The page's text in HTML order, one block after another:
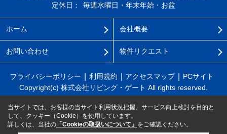
定休日：
毎週水曜日・年末年始・お盆
ホーム 会社概要
お問い合わせ 物件リクエスト
プライバシーポリシー 利用規約 アクセスマップ
PCサイト
Copyright(c) 株式会社リビング・ゲート All rights reserved.
当サイトでは、お客様の当サイト利用状況把握、サービス向上検討を目的と
して、クッキー（Cookie）を使用しています。
詳しくは、当社の 「Cookieの取扱いについて」 をご確認ください。